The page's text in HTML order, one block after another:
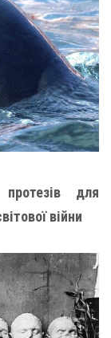
для
війни